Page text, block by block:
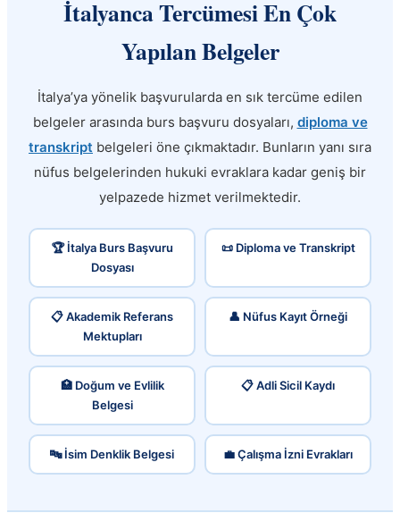
İtalyanca Tercümesi En Çok
Yapılan Belgeler
İtalya’ya yönelik başvurularda en sık tercüme edilen
belgeler arasında burs başvuru dosyaları, diploma ve
transkript belgeleri öne çıkmaktadır. Bunların yanı sıra
nüfus belgelerinden hukuki evraklara kadar geniş bir
yelpazede hizmet verilmektedir.
🏆 İtalya Burs Başvuru
Dosyası
📜 Diploma ve Transkript
📋 Akademik Referans
Mektupları
👤 Nüfus Kayıt Örneği
🏥 Doğum ve Evlilik
Belgesi
📋 Adli Sicil Kaydı
🔤 İsim Denklik Belgesi 💼 Çalışma İzni Evrakları